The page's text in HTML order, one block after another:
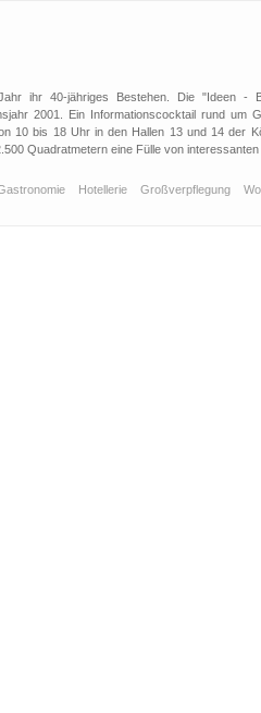
ihr 40-jähriges Bestehen. Die "Ideen -
2001. Ein Informationscocktail rund um
10 bis 18 Uhr in den Hallen 13 und 14 der
Quadratmetern eine Fülle von interessanten
Hotellerie Großverpflegung